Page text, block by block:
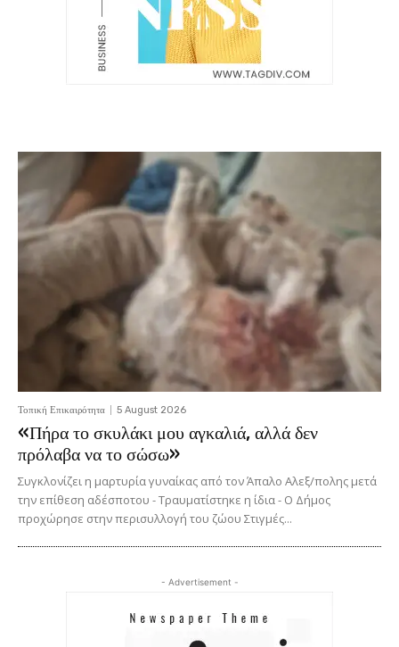
Τοπική Επικαιρότητα 5 August 2026
«Πήρα το σκυλάκι μου αγκαλιά, αλλά δεν
πρόλαβα να το σώσω»
Συγκλονίζει η μαρτυρία γυναίκας από τον Άπαλο Αλεξ/πολης μετά
την επίθεση αδέσποτου - Τραυματίστηκε η ίδια - Ο Δήμος
προχώρησε στην περισυλλογή του ζώου Στιγμές...
- Advertisement -